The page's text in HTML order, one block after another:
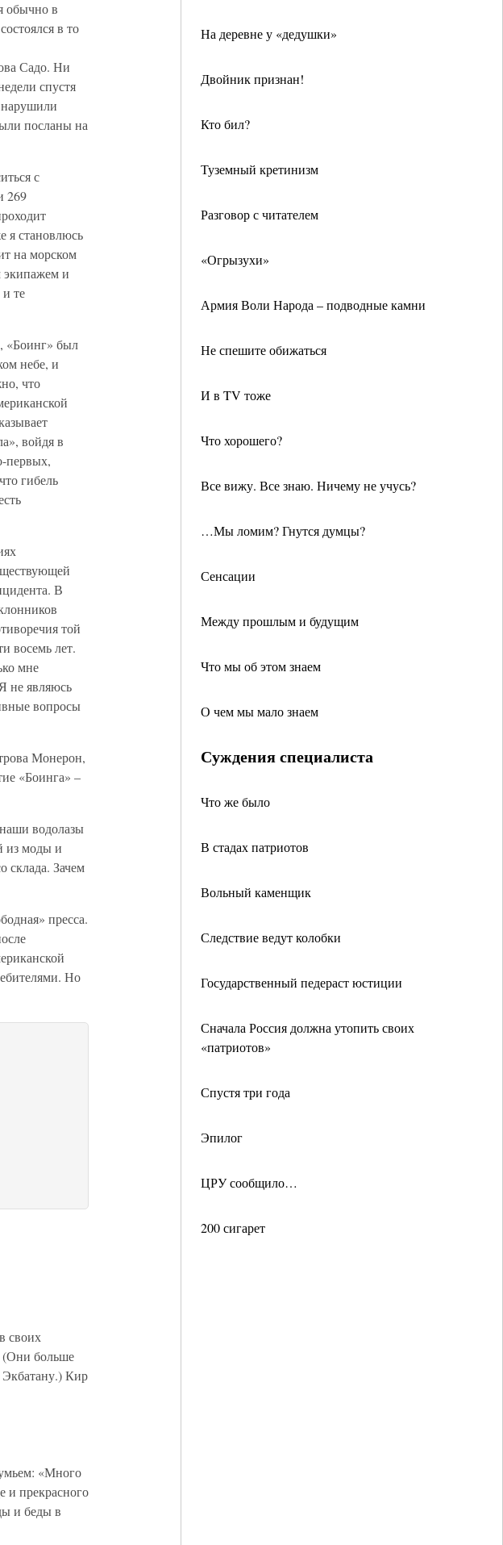
На деревне у «дедушки»
Двойник признан!
Кто бил?
Туземный кретинизм
Разговор с читателем
«Огрызухи»
Армия Воли Народа – подводные камни
Не спешите обижаться
И в TV тоже
Что хорошего?
Все вижу. Все знаю. Ничему не учусь?
…Мы ломим? Гнутся думцы?
Сенсации
Между прошлым и будущим
Что мы об этом знаем
О чем мы мало знаем
Суждения специалиста
Что же было
В стадах патриотов
Вольный каменщик
Следствие ведут колобки
Государственный педераст юстиции
Сначала Россия должна утопить своих
«патриотов»
Спустя три года
Эпилог
ЦРУ сообщило…
200 сигарет
обычно в
в то
Садо. Ни
спустя
нарушили
посланы на
с
269
я становлюсь
на морском
экипажем и
те
«Боинг» был
небе, и
что
войдя в
первых,
гибель
В
той
восемь лет.
мне
не являюсь
вопросы
Монерон,
«Боинга» –
водолазы
из моды и
склада. Зачем
пресса.
Но
своих
(Они больше
Экбатану.) Кир
«Много
и прекрасного
и беды в